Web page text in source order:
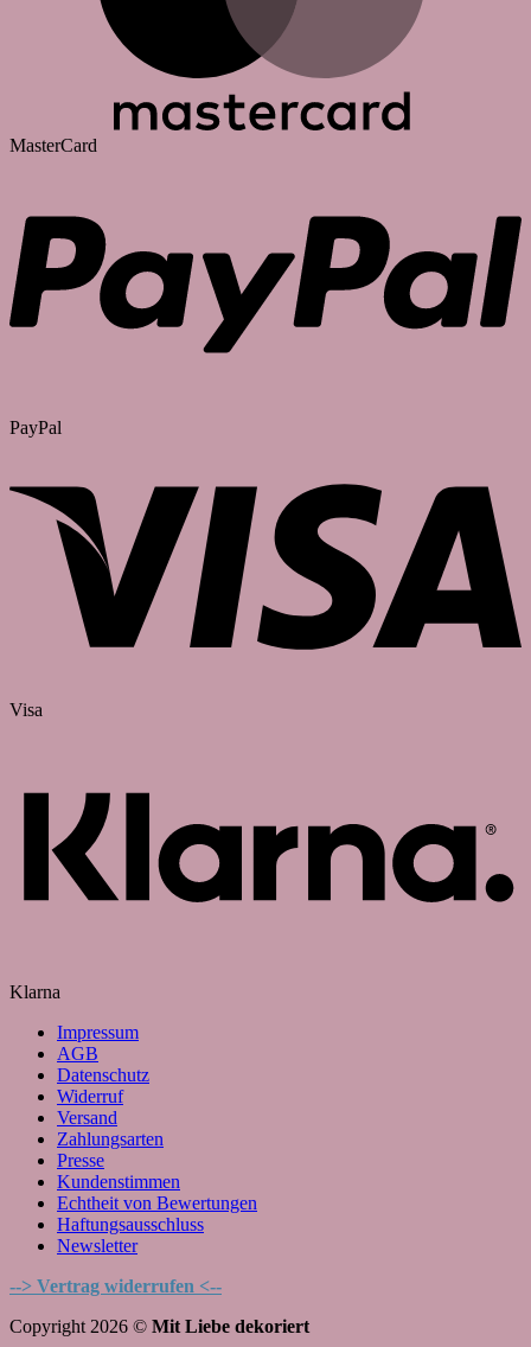
MasterCard
PayPal
Visa
Klarna
Impressum
AGB
Datenschutz
Widerruf
Versand
Zahlungsarten
Presse
Kundenstimmen
Echtheit von Bewertungen
Haftungsausschluss
Newsletter
--> Vertrag widerrufen <--
Copyright 2026 © Mit Liebe dekoriert